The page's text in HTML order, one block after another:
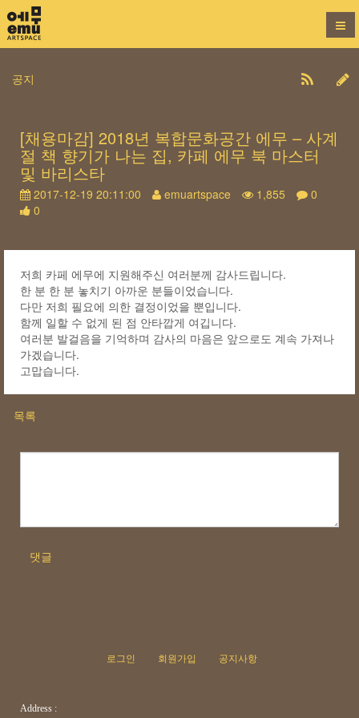
공지
[채용마감] 2018년 복합문화공간 에무 – 사계
절 책 향기가 나는 집, 카페 에무 북 마스터
및 바리스타
2017-12-19 20:11:00 emuartspace 1,855
0
0
저희 카페 에무에 지원해주신 여러분께 감사드립니다.
한 분 한 분 놓치기 아까운 분들이었습니다.
다만 저희 필요에 의한 결정이었을 뿐입니다.
함께 일할 수 없게 된 점 안타깝게 여깁니다.
여러분 발걸음을 기억하며 감사의 마음은 앞으로도 계속 가져나
가겠습니다.
고맙습니다.
목록
댓글
로그인 회원가입 공지사항
Address :